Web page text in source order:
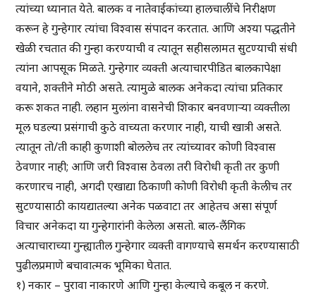
त्यांच्या ध्यानात येते. बालक व नातेवाईकांच्या हालचालींचे निरीक्षण
करून हे गुन्हेगार त्यांचा विश्वास संपादन करतात. आणि अश्या पद्धतीने
खेळी रचतात की गुन्हा करण्याची व त्यातून सहीसलामत सुटण्याची संधी
त्यांना आपसूक मिळते. गुन्हेगार व्यक्ती अत्याचारपीडित बालकापेक्षा
वयाने, शक्तीने मोठी असते. त्यामुळे बालक अनेकदा त्यांचा प्रतिकार
करू शकत नाही. लहान मुलांना वासनेची शिकार बनवणाऱ्या व्यक्तीला
मूल घडल्या प्रसंगाची कुठे वाच्यता करणार नाही, याची खात्री असते.
त्यातून तो/ती काही कुणाशी बोललेच तर त्यांच्यावर कोणी विश्वास
ठेवणार नाही; आणि जरी विश्वास ठेवला तरी विरोधी कृती तर कुणी
करणारच नाही, अगदी एखाद्या ठिकाणी कोणी विरोधी कृती केलीच तर
सुटण्यासाठी कायद्यातल्या अनेक पळवाटा तर आहेतच असा संपूर्ण
विचार अनेकदा या गुन्हेगारांनी केलेला असतो. बाल-लैंगिक
अत्याचाराच्या गुन्ह्यातील गुन्हेगार व्यक्ती वागण्याचे समर्थन करण्यासाठी
पुढीलप्रमाणे बचावात्मक भूमिका घेतात.
१) नकार – पुरावा नाकारणे आणि गुन्हा केल्याचे कबूल न करणे.